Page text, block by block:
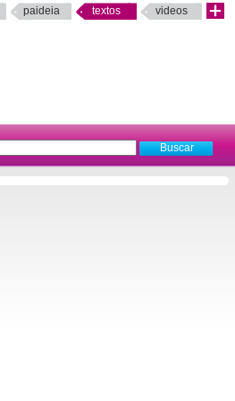
paideia textos videos